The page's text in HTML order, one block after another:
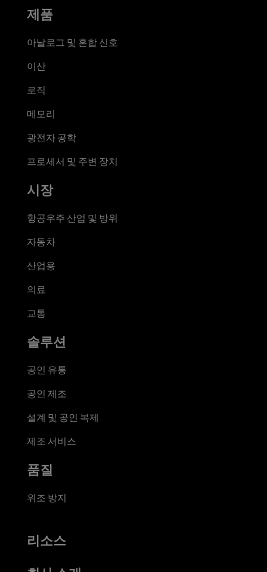
제품
아날로그 및 혼합 신호
이산
로직
메모리
광전자 공학
프로세서 및 주변 장치
시장
항공우주 산업 및 방위
자동차
산업용
의료
교통
솔루션
공인 유통
공인 제조
설계 및 공인 복제
제조 서비스
품질
위조 방지
리소스